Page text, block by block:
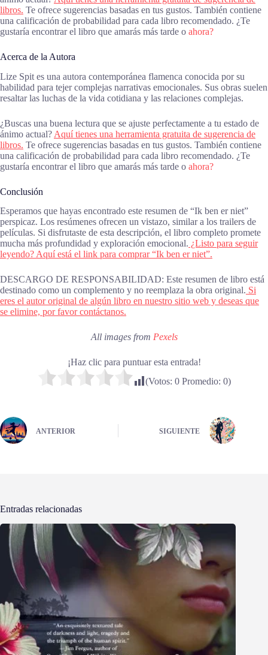
libros. Te ofrece sugerencias basadas en tus gustos. También contiene
una calificación de probabilidad para cada libro recomendado. ¿Te
gustaría encontrar el libro que amarás más tarde o ahora?
Acerca de la Autora
Lize Spit es una autora contemporánea flamenca conocida por su
habilidad para tejer complejas narrativas emocionales. Sus obras suelen
resaltar las luchas de la vida cotidiana y las relaciones complejas.
¿Buscas una buena lectura que se ajuste perfectamente a tu estado de
ánimo actual? Aquí tienes una herramienta gratuita de sugerencia de
libros. Te ofrece sugerencias basadas en tus gustos. También contiene
una calificación de probabilidad para cada libro recomendado. ¿Te
gustaría encontrar el libro que amarás más tarde o ahora?
Conclusión
Esperamos que hayas encontrado este resumen de “Ik ben er niet”
perspicaz. Los resúmenes ofrecen un vistazo, similar a los trailers de
películas. Si disfrutaste de esta descripción, el libro completo promete
mucha más profundidad y exploración emocional. ¿Listo para seguir
leyendo? Aquí está el link para comprar “Ik ben er niet”.
DESCARGO DE RESPONSABILIDAD: Este resumen de libro está
destinado como un complemento y no reemplaza la obra original. Si
eres el autor original de algún libro en nuestro sitio web y deseas que
se elimine, por favor contáctanos.
All images from Pexels
¡Haz clic para puntuar esta entrada!
(Votos: 0Promedio: 0)
ANTERIOR SIGUIENTE
Entradas relacionadas